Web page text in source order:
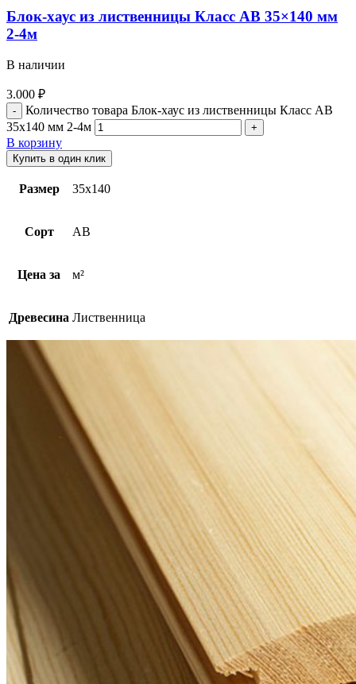
Блок-хаус из лиственницы Класс АВ 35×140 мм
2-4м
В наличии
3.000 ₽
Количество товара Блок-хаус из лиственницы Класс АВ
35x140 мм 2-4м
В корзину
Купить в один клик
Размер 35х140
Сорт АВ
Цена за м²
Древесина Лиственница